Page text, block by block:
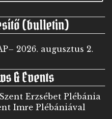
(bulletin)
2026. augusztus 2.
& Events
Erzsébet Plébánia
Imre Plébániával